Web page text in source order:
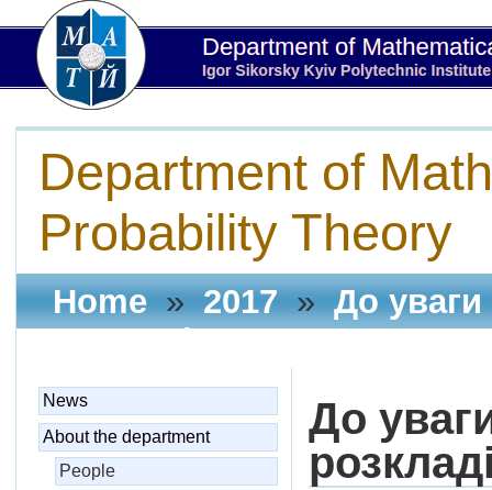
Department of
Probability Theory
Home » 2017 » До уваги
розкладі!
News
About the department
People
До